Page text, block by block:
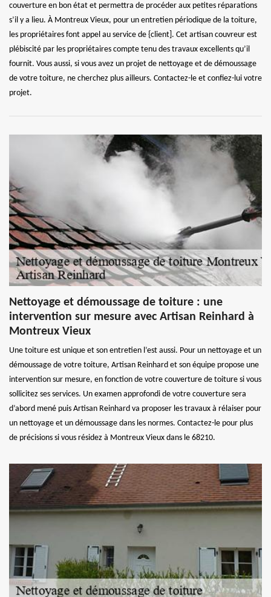
couverture en bon état et permettra de procéder aux petites réparations
s’il y a lieu. À Montreux Vieux, pour un entretien périodique de la toiture,
les propriétaires font appel au service de {client]. Cet artisan couvreur est
plébiscité par les propriétaires compte tenu des travaux excellents qu’il
fournit. Vous aussi, si vous avez un projet de nettoyage et de démoussage
de votre toiture, ne cherchez plus ailleurs. Contactez-le et confiez-lui votre
projet.
Nettoyage et démoussage de toiture : une
intervention sur mesure avec Artisan Reinhard à
Montreux Vieux
Une toiture est unique et son entretien l’est aussi. Pour un nettoyage et un
démoussage de votre toiture, Artisan Reinhard et son équipe propose une
intervention sur mesure, en fonction de votre couverture de toiture si vous
sollicitez ses services. Un examen approfondi de votre couverture sera
d’abord mené puis Artisan Reinhard va proposer les travaux à rélaiser pour
un nettoyage et un démoussage dans les normes. Contactez-le pour plus
de précisions si vous résidez à Montreux Vieux dans le 68210.